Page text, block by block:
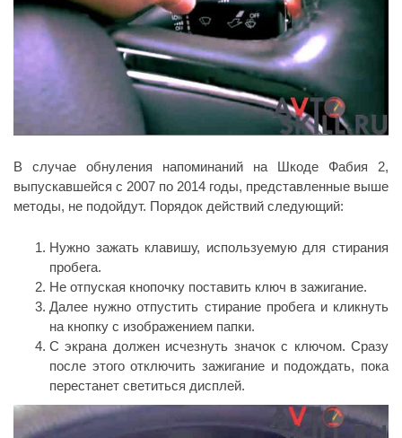
В случае обнуления напоминаний на Шкоде Фабия 2,
выпускавшейся с 2007 по 2014 годы, представленные выше
методы, не подойдут. Порядок действий следующий:
Нужно зажать клавишу, используемую для стирания
пробега.
Не отпуская кнопочку поставить ключ в зажигание.
Далее нужно отпустить стирание пробега и кликнуть
на кнопку с изображением папки.
С экрана должен исчезнуть значок с ключом. Сразу
после этого отключить зажигание и подождать, пока
перестанет светиться дисплей.